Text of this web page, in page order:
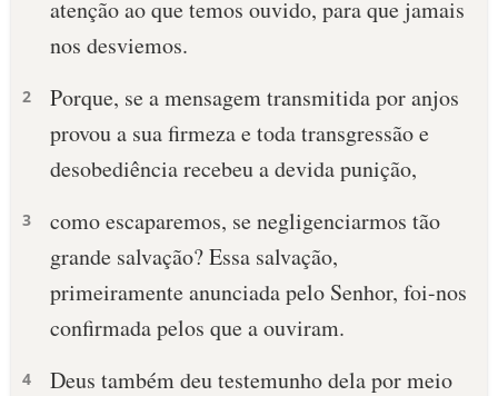
PALAVRA DO DIA
DEVOCIONAL DIÁRIO
10 MANDAMENTOS
ESTUDOS BÍBLICOS
ESBOÇOS DE PREGAÇÃO
atenção ao que temos ouvido, para que jamais
nos desviemos.
2
Porque, se a mensagem transmitida por anjos
provou a sua firmeza e toda transgressão e
desobediência recebeu a devida punição,
3
como escaparemos, se negligenciarmos tão
grande salvação? Essa salvação,
primeiramente anunciada pelo Senhor, foi-nos
confirmada pelos que a ouviram.
4
Deus também deu testemunho dela por meio